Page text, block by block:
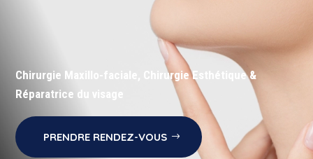
Chirurgie Maxillo-faciale, Chirurgie Esthétique &
Réparatrice du visage
PRENDRE RENDEZ-VOUS